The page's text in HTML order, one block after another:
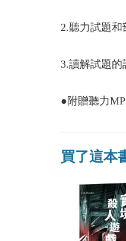
2.聽力試題
3.讀解試題的
●附贈聽力
買了這本